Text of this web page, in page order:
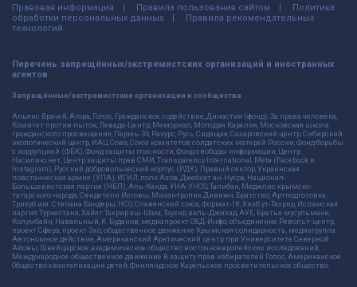
Правовая информация Правила пользования сайтом
Политика
обработки персональных данных
Правила рекомендательных
технологий
Перечень запрещённых/экстремистских организаций и иностранных
агентов
Запрещённые/экстремистские организации и сообщества
Альянс Врачей, Агора, Голос, Гражданское содействие, Династия (фонд), За права человека,
Комитет против пыток, Левада-Центр, Мемориал, Молодая Карелия, Московская школа
гражданского просвещения, Пермь-36, Ракурс, Русь Сидящая, Сахаровский центр, Сибирский
экологический центр, ИАЦ Сова, Союз комитетов солдатских матерей России, Фонд борьбы
с коррупцией (ФБК), Фонд защиты гласности, Фонд свободы информации, Центр
Насилию.нет, Центр защиты прав СМИ, Transparency International, Meta (Facebook и
Instagram), Русский добровольческий корпус (РДК), Правый сектор, Украинская
повстанческая армия (УПА), ИГИЛ, полк Азов, Джебхат ан-Нусра, Национал-
Большевистская партия (НБП), Аль-Каида, УНА-УНСО, Талибан, Меджлис крымско-
татарского народа, Свидетели Иеговы, Мизантропик Дивижн, Братство, Артподготовка,
Тризуб им. Степана Бандеры, НСО, Славянский союз, Формат-18, Хизб ут-Тахрир, Исламская
партия Туркестана, Хайят Тахрир аш-Шам, Таухид валь-Джихад, АУЕ, Братья мусульмане,
Колумбайн, Навальный, К. Буданов, медиапроект ОВД-Инфо, объединение Револьт-центр,
проект Сфера, проект Эхо, общественное движение Крымская солидарность, медиагруппа
Автономное действие, Американский Арктический центр при Университете Северной
Айовы, Швейцарское академическое общество восточноевропейских исследований,
Международное общественное движение В защиту прав избирателей Голос, Американское
Общество евангелизации детей, Финляндское Карельское просветительское общество.